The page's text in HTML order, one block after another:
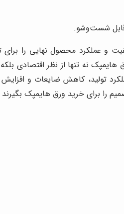
قابل شست‌وشو.
و عملکرد محصول نهایی را برای
نه تنها از نظر اقتصادی
تولید، کاهش ضایعات و
برای خرید ورق هایمپک بگیرند